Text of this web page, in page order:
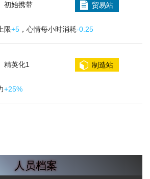
初始携带 贸易站
限+5 ，心情每小时消耗-0.25
精英化1 制造站
+25%
人员档案